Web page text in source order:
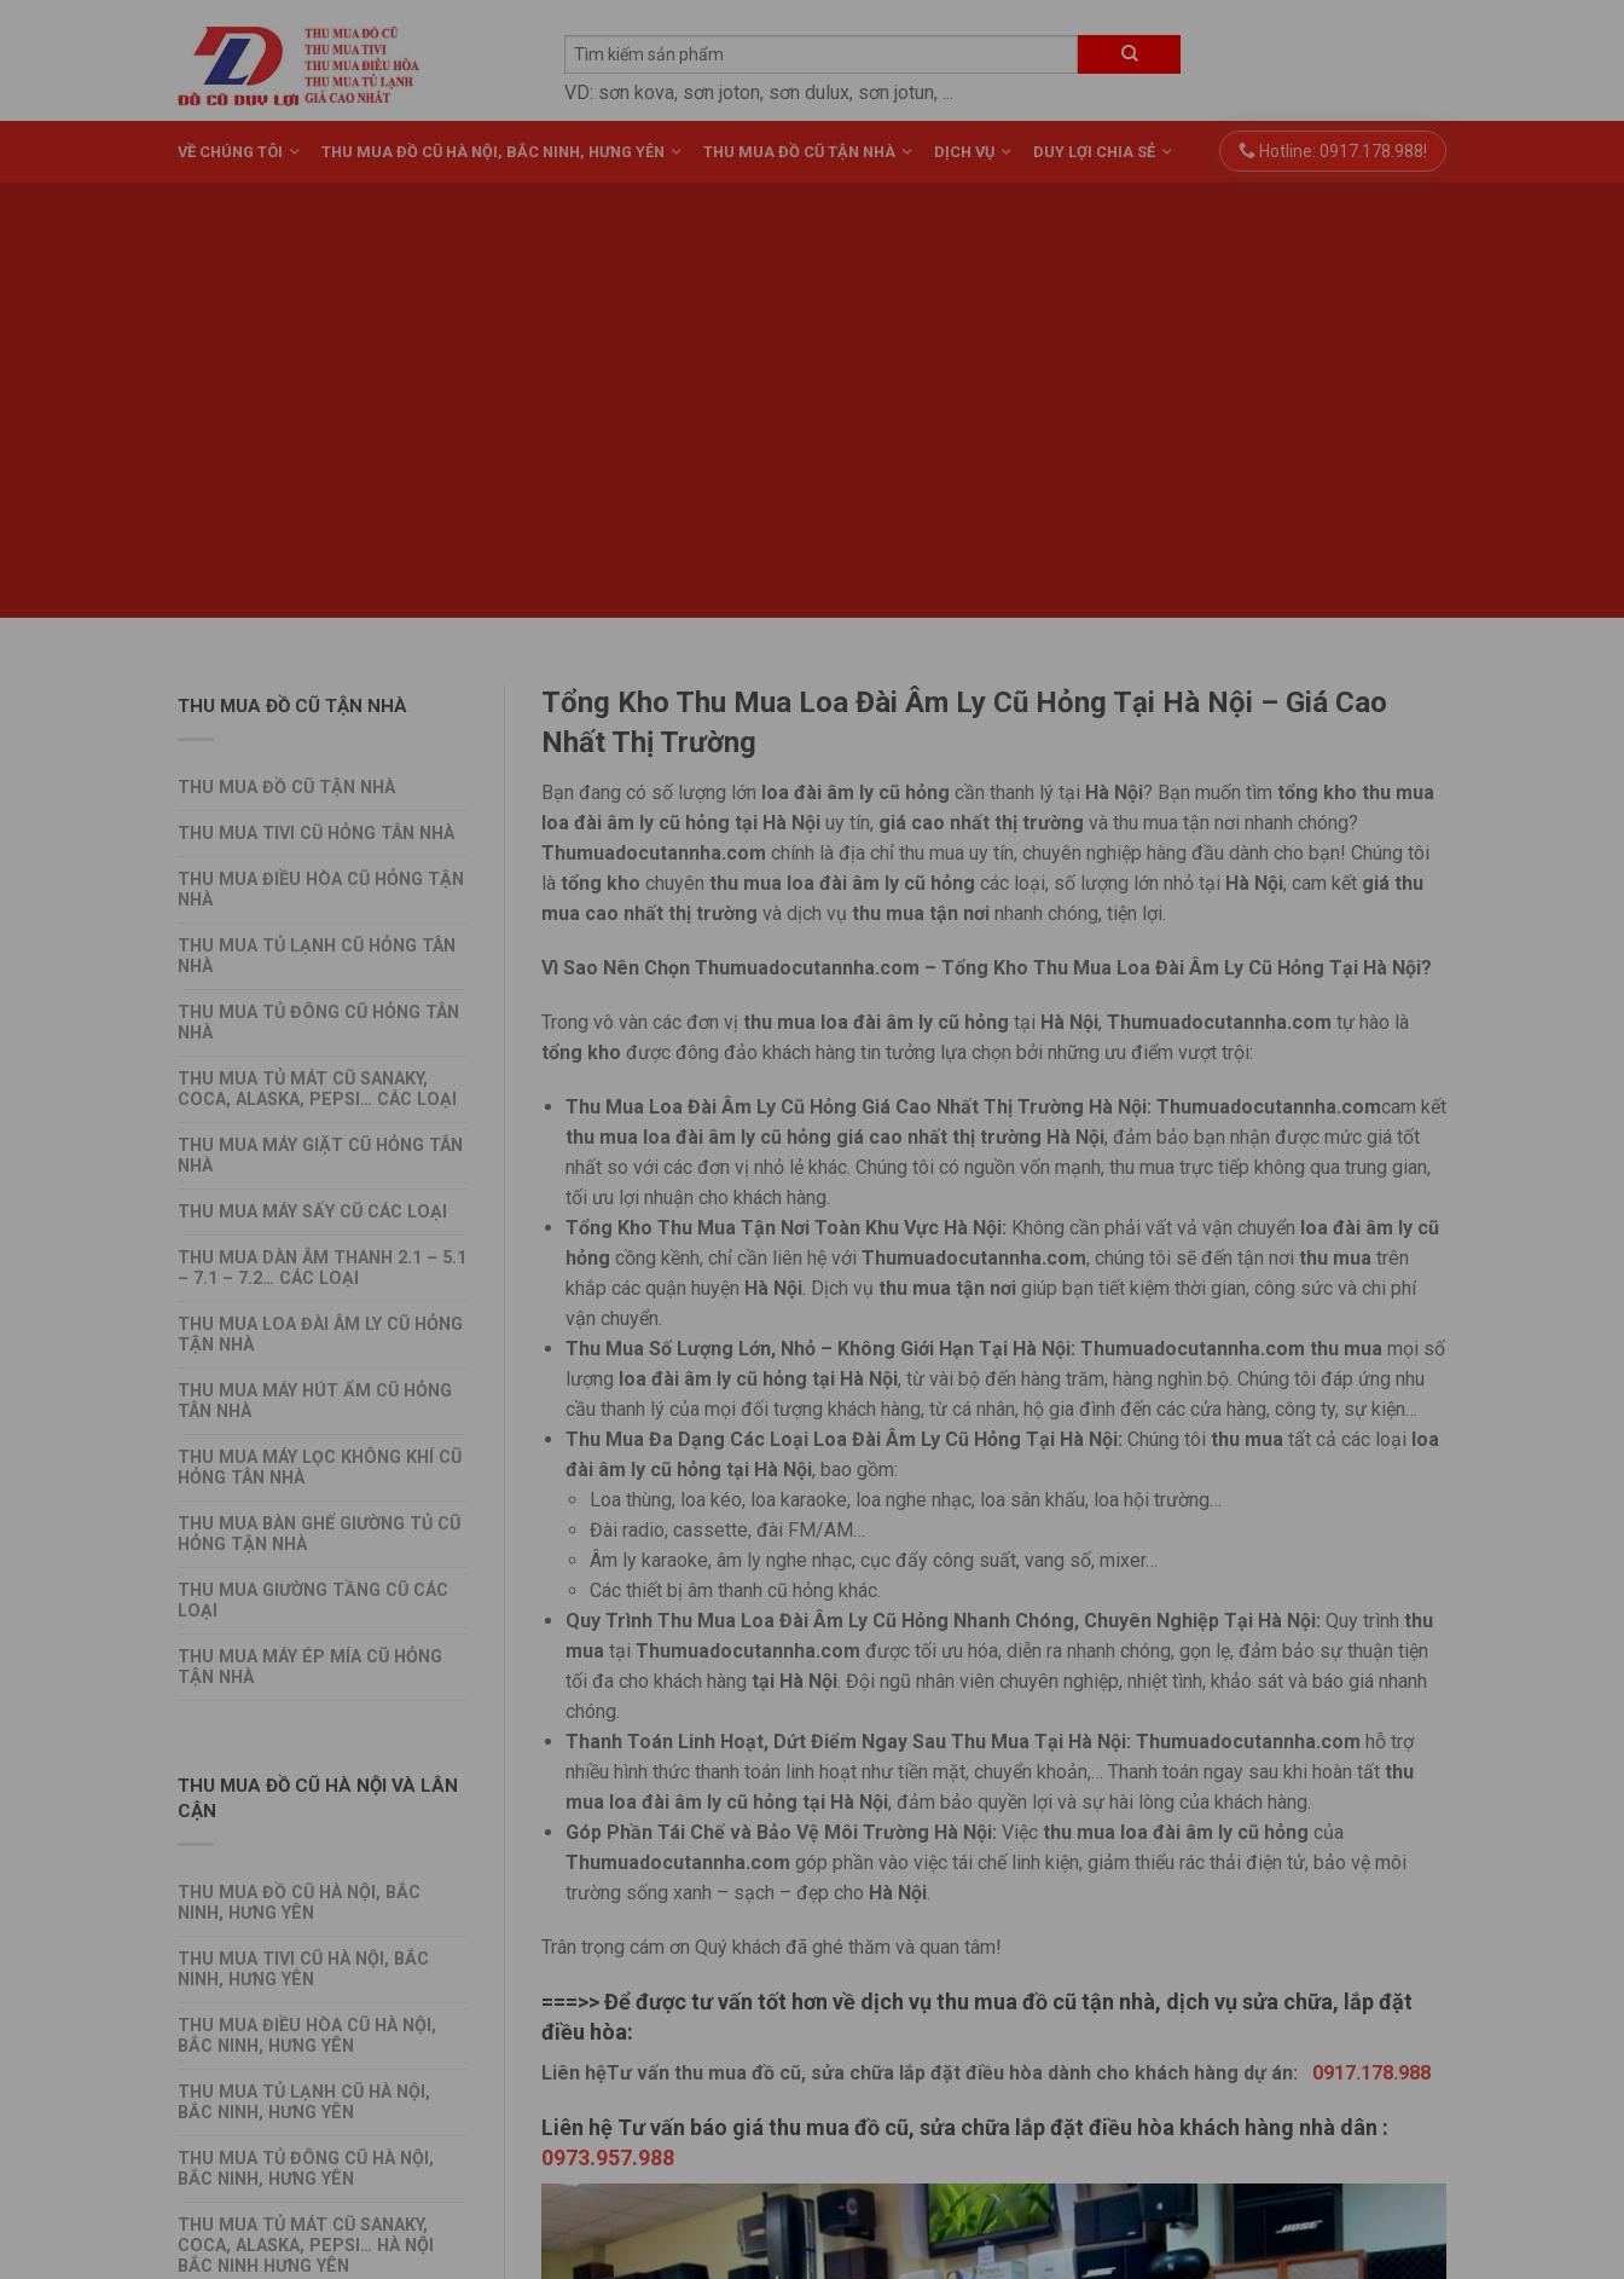
VD: sơn kova, sơn joton, sơn dulux, sơn jotun, ...
VỀ CHÚNG TÔI THU MUA ĐỒ CŨ HÀ NỘI, BẮC NINH, HƯNG YÊN THU MUA ĐỒ CŨ TẬN NHÀ DỊCH VỤ DUY LỢI CHIA SẺ Hotline: 0917.178.988!
Tổng Kho Thu Mua Loa Đài Âm Ly Cũ Hỏng Tại Hà Nội – Giá Cao
Nhất Thị Trường
Bạn đang có số lượng lớn loa đài âm ly cũ hỏng cần thanh lý tại Hà Nội? Bạn muốn tìm tổng kho thu mua
loa đài âm ly cũ hỏng tại Hà Nội uy tín, giá cao nhất thị trường và thu mua tận nơi nhanh chóng?
Thumuadocutannha.com chính là địa chỉ thu mua uy tín, chuyên nghiệp hàng đầu dành cho bạn! Chúng tôi
là tổng kho chuyên thu mua loa đài âm ly cũ hỏng các loại, số lượng lớn nhỏ tại Hà Nội, cam kết giá thu
mua cao nhất thị trường và dịch vụ thu mua tận nơi nhanh chóng, tiện lợi.
Vì Sao Nên Chọn Thumuadocutannha.com – Tổng Kho Thu Mua Loa Đài Âm Ly Cũ Hỏng Tại Hà Nội?
Trong vô vàn các đơn vị thu mua loa đài âm ly cũ hỏng tại Hà Nội, Thumuadocutannha.com tự hào là
tổng kho được đông đảo khách hàng tin tưởng lựa chọn bởi những ưu điểm vượt trội:
Thu Mua Loa Đài Âm Ly Cũ Hỏng Giá Cao Nhất Thị Trường Hà Nội: Thumuadocutannha.comcam kết
thu mua loa đài âm ly cũ hỏng giá cao nhất thị trường Hà Nội, đảm bảo bạn nhận được mức giá tốt
nhất so với các đơn vị nhỏ lẻ khác. Chúng tôi có nguồn vốn mạnh, thu mua trực tiếp không qua trung gian,
tối ưu lợi nhuận cho khách hàng.
Tổng Kho Thu Mua Tận Nơi Toàn Khu Vực Hà Nội: Không cần phải vất vả vận chuyển loa đài âm ly cũ
hỏng cồng kềnh, chỉ cần liên hệ với Thumuadocutannha.com, chúng tôi sẽ đến tận nơi thu mua trên
khắp các quận huyện Hà Nội. Dịch vụ thu mua tận nơi giúp bạn tiết kiệm thời gian, công sức và chi phí
vận chuyển.
Thu Mua Số Lượng Lớn, Nhỏ – Không Giới Hạn Tại Hà Nội: Thumuadocutannha.com thu mua mọi số
lượng loa đài âm ly cũ hỏng tại Hà Nội, từ vài bộ đến hàng trăm, hàng nghìn bộ. Chúng tôi đáp ứng nhu
cầu thanh lý của mọi đối tượng khách hàng, từ cá nhân, hộ gia đình đến các cửa hàng, công ty, sự kiện…
Thu Mua Đa Dạng Các Loại Loa Đài Âm Ly Cũ Hỏng Tại Hà Nội: Chúng tôi thu mua tất cả các loại loa
đài âm ly cũ hỏng tại Hà Nội, bao gồm:
Loa thùng, loa kéo, loa karaoke, loa nghe nhạc, loa sân khấu, loa hội trường…
Đài radio, cassette, đài FM/AM…
Âm ly karaoke, âm ly nghe nhạc, cục đẩy công suất, vang số, mixer…
Các thiết bị âm thanh cũ hỏng khác.
Quy Trình Thu Mua Loa Đài Âm Ly Cũ Hỏng Nhanh Chóng, Chuyên Nghiệp Tại Hà Nội: Quy trình thu
mua tại Thumuadocutannha.com được tối ưu hóa, diễn ra nhanh chóng, gọn lẹ, đảm bảo sự thuận tiện
tối đa cho khách hàng tại Hà Nội. Đội ngũ nhân viên chuyên nghiệp, nhiệt tình, khảo sát và báo giá nhanh
chóng.
Thanh Toán Linh Hoạt, Dứt Điểm Ngay Sau Thu Mua Tại Hà Nội: Thumuadocutannha.com hỗ trợ
nhiều hình thức thanh toán linh hoạt như tiền mặt, chuyển khoản,… Thanh toán ngay sau khi hoàn tất thu
mua loa đài âm ly cũ hỏng tại Hà Nội, đảm bảo quyền lợi và sự hài lòng của khách hàng.
Góp Phần Tái Chế và Bảo Vệ Môi Trường Hà Nội: Việc thu mua loa đài âm ly cũ hỏng của
Thumuadocutannha.com góp phần vào việc tái chế linh kiện, giảm thiểu rác thải điện tử, bảo vệ môi
trường sống xanh – sạch – đẹp cho Hà Nội.
Trân trọng cám ơn Quý khách đã ghé thăm và quan tâm!
===>> Để được tư vấn tốt hơn về dịch vụ thu mua đồ cũ tận nhà, dịch vụ sửa chữa, lắp đặt
điều hòa:
Liên hệTư vấn thu mua đồ cũ, sửa chữa lắp đặt điều hòa dành cho khách hàng dự án: 0917.178.988
Liên hệ Tư vấn báo giá thu mua đồ cũ, sửa chữa lắp đặt điều hòa khách hàng nhà dân :
0973.957.988
THU MUA ĐỒ CŨ TẬN NHÀ
THU MUA ĐỒ CŨ TẬN NHÀ
THU MUA TIVI CŨ HỎNG TÂN NHÀ
THU MUA ĐIỀU HÒA CŨ HỎNG TẬN
NHÀ
THU MUA TỦ LẠNH CŨ HỎNG TÂN
NHÀ
THU MUA TỦ ĐÔNG CŨ HỎNG TÂN
NHÀ
THU MUA TỦ MÁT CŨ SANAKY,
COCA, ALASKA, PEPSI… CÁC LOẠI
THU MUA MÁY GIẶT CŨ HỎNG TÂN
NHÀ
THU MUA MÁY SẤY CŨ CÁC LOẠI
THU MUA DÀN ÂM THANH 2.1 – 5.1
– 7.1 – 7.2… CÁC LOẠI
THU MUA LOA ĐÀI ÂM LY CŨ HỎNG
TẬN NHÀ
THU MUA MÁY HÚT ẨM CŨ HỎNG
TÂN NHÀ
THU MUA MÁY LỌC KHÔNG KHÍ CŨ
HỎNG TÂN NHÀ
THU MUA BÀN GHẾ GIƯỜNG TỦ CŨ
HỎNG TẬN NHÀ
THU MUA GIƯỜNG TẦNG CŨ CÁC
LOẠI
THU MUA MÁY ÉP MÍA CŨ HỎNG
TẬN NHÀ
THU MUA ĐỒ CŨ HÀ NỘI VÀ LÂN
CẬN
THU MUA ĐỒ CŨ HÀ NỘI, BẮC
NINH, HƯNG YÊN
THU MUA TIVI CŨ HÀ NỘI, BẮC
NINH, HƯNG YÊN
THU MUA ĐIỀU HÒA CŨ HÀ NỘI,
BẮC NINH, HƯNG YÊN
THU MUA TỦ LẠNH CŨ HÀ NỘI,
BẮC NINH, HƯNG YÊN
THU MUA TỦ ĐÔNG CŨ HÀ NỘI,
BẮC NINH, HƯNG YÊN
THU MUA TỦ MÁT CŨ SANAKY,
COCA, ALASKA, PEPSI… HÀ NỘI
BẮC NINH HƯNG YÊN